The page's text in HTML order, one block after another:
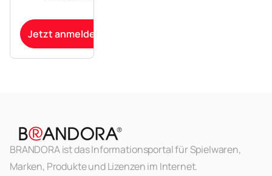
Jetzt anmelden
BRANDORA ist das Informationsportal für Spielwaren,
Marken, Produkte und Lizenzen im Internet.